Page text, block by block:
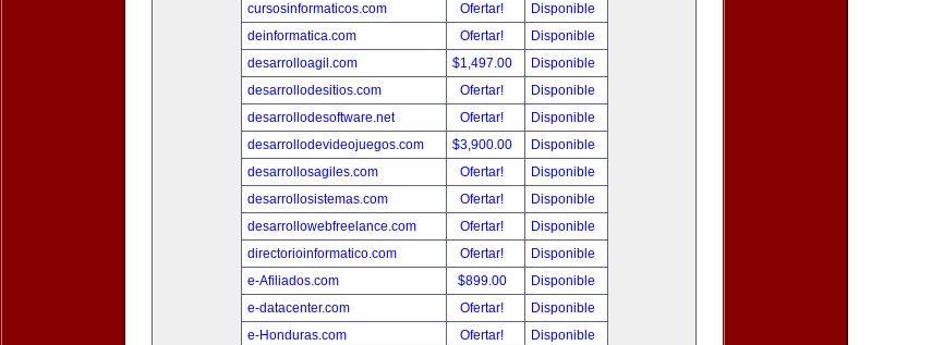
cursosinformaticos.com
Ofertar!
Disponible
deinformatica.com
Ofertar!
Disponible
desarrolloagil.com
$1,497.00
Disponible
desarrollodesitios.com
Ofertar!
Disponible
desarrollodesoftware.net
Ofertar!
Disponible
desarrollodevideojuegos.com
$3,900.00
Disponible
desarrollosagiles.com
Ofertar!
Disponible
desarrollosistemas.com
Ofertar!
Disponible
desarrollowebfreelance.com
Ofertar!
Disponible
directorioinformatico.com
Ofertar!
Disponible
e-Afiliados.com
$899.00
Disponible
e-datacenter.com
Ofertar!
Disponible
e-Honduras.com
Ofertar!
Disponible